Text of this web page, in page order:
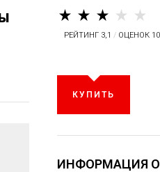
РЕЙТИНГ 3,1 / ОЦЕНОК 10
КУПИТЬ
ИНФОРМАЦИЯ